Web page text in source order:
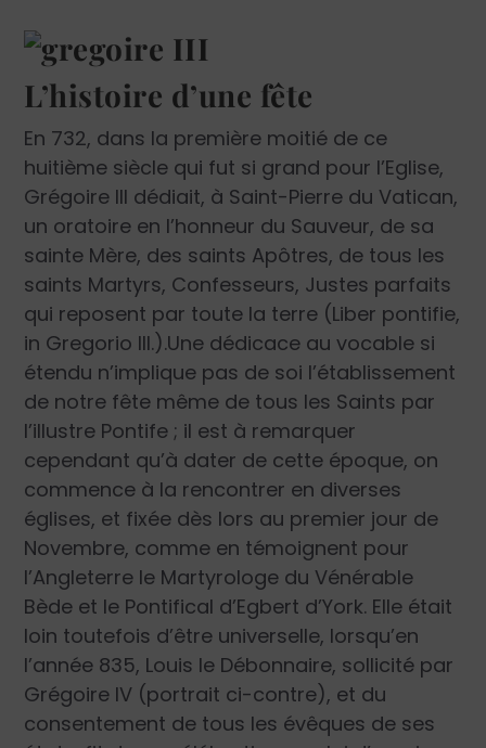
L’histoire d’une fête
En 732, dans la première moitié de ce
huitième siècle qui fut si grand pour l’Eglise,
Grégoire III dédiait, à Saint-Pierre du Vatican,
un oratoire en l’honneur du Sauveur, de sa
sainte Mère, des saints Apôtres, de tous les
saints Martyrs, Confesseurs, Justes parfaits
qui reposent par toute la terre (Liber pontifie,
in Gregorio III.).Une dédicace au vocable si
étendu n’implique pas de soi l’établissement
de notre fête même de tous les Saints par
l’illustre Pontife ; il est à remarquer
cependant qu’à dater de cette époque, on
commence à la rencontrer en diverses
églises, et fixée dès lors au premier jour de
Novembre, comme en témoignent pour
l’Angleterre le Martyrologe du Vénérable
Bède et le Pontifical d’Egbert d’York. Elle était
loin toutefois d’être universelle, lorsqu’en
l’année 835, Louis le Débonnaire, sollicité par
Grégoire IV (portrait ci-contre), et du
consentement de tous les évêques de ses